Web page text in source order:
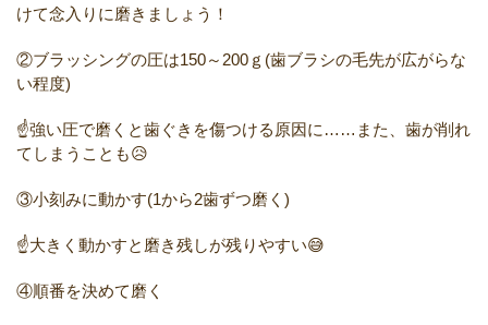
けて念入りに磨きましょう！
②ブラッシングの圧は150～200ｇ(歯ブラシの毛先が広がらな
い程度)
☝️強い圧で磨くと歯ぐきを傷つける原因に……また、歯が削れ
てしまうことも😥
③小刻みに動かす(1から2歯ずつ磨く)
☝️大きく動かすと磨き残しが残りやすい😅
④順番を決めて磨く